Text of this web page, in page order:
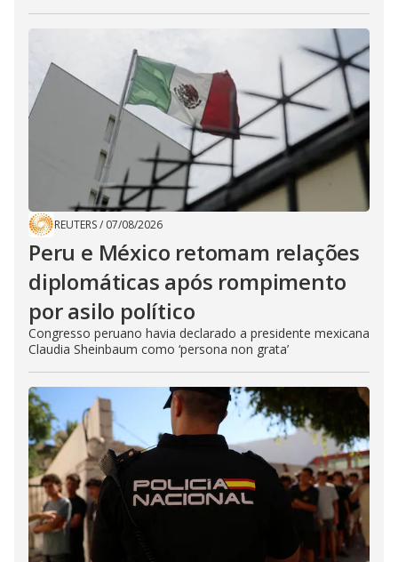
REUTERS/ 07/08/2026
Peru e México retomam relações
diplomáticas após rompimento
por asilo político
Congresso peruano havia declarado a presidente mexicana
Claudia Sheinbaum como ‘persona non grata’